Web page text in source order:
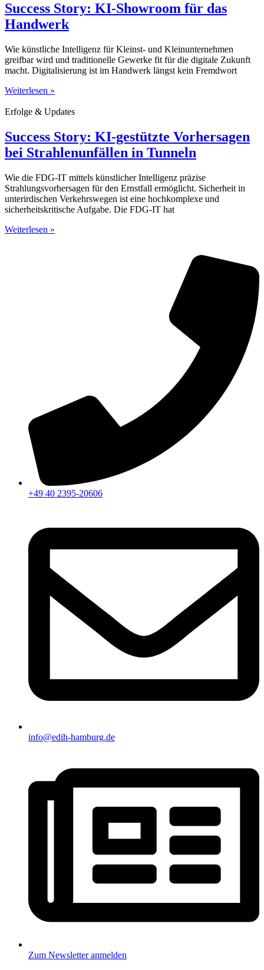
Success Story: KI-Showroom für das
Handwerk
Wie künstliche Intelligenz für Kleinst- und Kleinunternehmen
greifbar wird und traditionelle Gewerke fit für die digitale Zukunft
macht. Digitalisierung ist im Handwerk längst kein Fremdwort
Weiterlesen »
Erfolge & Updates
Success Story: KI-gestützte Vorhersagen
bei Strahlenunfällen in Tunneln
Wie die FDG-IT mittels künstlicher Intelligenz präzise
Strahlungsvorhersagen für den Ernstfall ermöglicht. Sicherheit in
unterirdischen Verkehrswegen ist eine hochkomplexe und
sicherheitskritische Aufgabe. Die FDG-IT hat
Weiterlesen »
+49 40 2395-20606
info@edih-hamburg.de
Zum Newsletter anmelden